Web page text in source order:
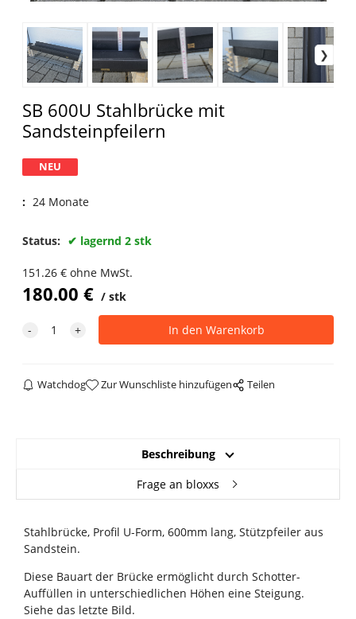
SB 600U Stahlbrücke mit
Sandsteinpfeilern
NEU
: 24 Monate
Status: lagernd 2 stk
151.26€ ohne MwSt.
180.00 € stk
Watchdog Zur Wunschliste hinzufügen Teilen
Beschreibung
Frage an bloxxs
Stahlbrücke, Profil U-Form, 600mm lang, Stützpfeiler aus
Sandstein.
Diese Bauart der Brücke ermöglicht durch Schotter-
Auffüllen in unterschiedlichen Höhen eine Steigung.
Siehe das letzte Bild.